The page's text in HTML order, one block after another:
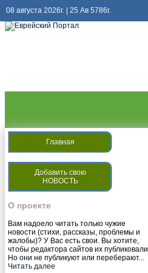
08 августа 2026г. | 25 Ав 5786г.
Главная
Добавить свою
НОВОСТЬ
О проекте
Вам надоело читать только чужие
новости (стихи, рассказы, проблемы и
жалобы)? У Вас есть свои. Вы хотите,
чтобы редактора сайтов их публиковали.
Но они не публикуют или переберают...
Читать далее